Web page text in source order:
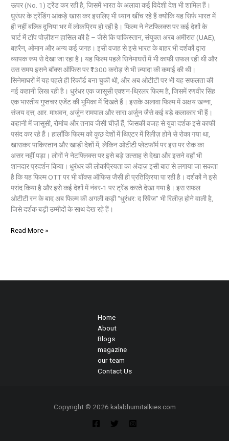
ऊपर (No. 1) ट्रेंड कर रही है, जिसमें भारत के अलावा कई विदेशी देश भी शामिल हैं।
धुरंधर के ट्रेंडिंग आंकड़े खास कर इसलिए भी ध्यान खींच रहे हैं क्योंकि यह सिर्फ भारत में
ही नहीं बल्कि दुनिया भर में लोकप्रिय हो रही है। फिल्म ने नेटफ्लिक्स पर कई देशों के
चार्ट में टॉप पोज़ीशन हासिल की है – जैसे कि पाकिस्तान, संयुक्त अरब अमीरात (UAE),
बहरैन, ओमान और अन्य कई जगह। इसी वजह से इसे भारत के बाहर भी दर्शकों द्वारा
व्यापक रूप से देखा जा रहा है। यह फिल्म पहले सिनेमाघरों में भी काफी सफल रही थी और
उस समय इसने बॉक्स ऑफिस पर ₹1300 करोड़ से भी ज़्यादा की कमाई की थी।
सिनेमाघरों में यह पहले ही रिकॉर्ड बना चुकी थी, और अब ओटीटी पर भी यह सफलता की
नई कहानी लिख रही है। धुरंधर एक जासूसी एक्शन-थ्रिलर फिल्म है, जिसमें रणवीर सिंह
एक भारतीय गुप्तचर एजेंट की भूमिका में दिखते हैं। इसके अलावा फिल्म में अक्षय खन्ना,
संजय दत्त, आर. माधवन, अर्जुन रामपाल और सारा अर्जुन जैसे कई बड़े कलाकार भी हैं।
कहानी में जासूसी, रोमांच और तनाव जैसी चीज़ें हैं, जिसकी वजह से युवा दर्शक इसे काफी
पसंद कर रहे हैं। हालाँकि फिल्म को कुछ देशों में थिएटर में रिलीज़ होने से रोका गया था,
खासकर पाकिस्तान और खाड़ी देशों में, लेकिन ओटीटी प्लेटफॉर्म पर इस पर रोक का
असर नहीं पड़ा। लोगों ने नेटफ्लिक्स पर इसे बड़े उत्साह से देखा और इसने वहाँ भी
शानदार प्रदर्शन किया। धुरंधर की लोकप्रियता का अंदाज़ इसी बात से लगाया जा सकता
है कि यह फिल्म OTT पर भी बॉक्स ऑफिस जैसी ही प्रतिक्रिया पा रही है। दर्शकों ने इसे
पसंद किया है और इसे कई देशों में नंबर-1 पर ट्रेंड करते देखा गया है। इस सफल
ओटीटी रन के बाद अब फिल्म की अगली कड़ी “धुरंधर: द रिवेंज” भी रिलीज़ होने वाली है,
जिसे दर्शक बड़ी उम्मीदों के साथ देख रहे हैं।
Read More »
Home
About
Blogs
magazine
our team
Contact Us
Copyright © 2026 kalabhumitalkies.com